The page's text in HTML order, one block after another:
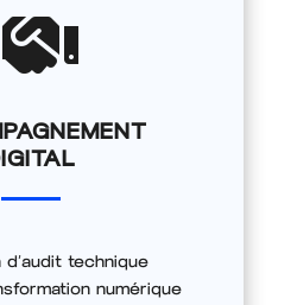
d’audit technique
numérique